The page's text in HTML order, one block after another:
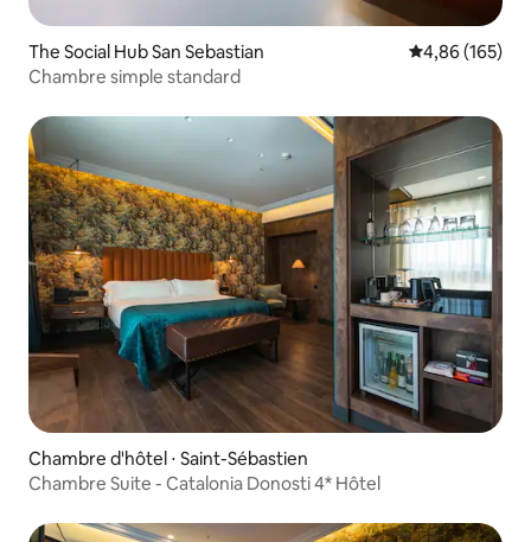
The Social Hub San Sebastian Évaluation
4,86 (165)
Chambre simple standard
Chambre d'hôtel ⋅ Saint-Sébastien
Chambre Suite - Catalonia Donosti 4* Hôtel